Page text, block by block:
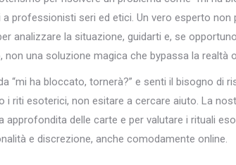
professionisti seri ed etici. Un vero esperto
analizzare la situazione, guidarti e, se
una soluzione magica che bypassa la realtà
“mi ha bloccato, tornerà?” e senti il bisogno di
i riti esoterici, non esitare a cercare aiuto. La
approfondita delle carte e per valutare i rituali
e discrezione, anche comodamente online.